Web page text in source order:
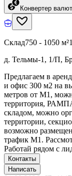
Конвертер валют
Склад750 - 1050 м²
д. Тельмы-1, 1/П,
Предлагаем в
и офис 300 м2 на
метров от М1,
территория,
складом, можно
территории,
возможно
трафик М1.
Работай рядом с
Контакты
Написать